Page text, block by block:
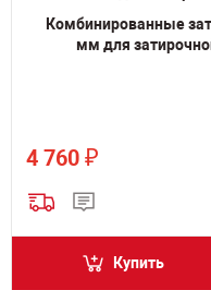
Комбинированные
мм для
4 760 ₽
Купить